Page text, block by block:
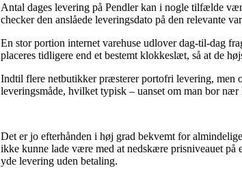
Antal dages levering på Pendler kan i nogle tilfælde
checker den anslåede leveringsdato på den relevante
En stor portion internet varehuse udlover dag-til-dag
placeres tidligere end et bestemt klokkeslæt, så at de
Indtil flere netbutikker præsterer portofri levering, men
leveringsmåde, hvilket typisk – uanset om man bor
Det er jo efterhånden i høj grad bekvemt for
ikke kunne lade være med at nedskære prisniveauet
yde levering uden betaling.